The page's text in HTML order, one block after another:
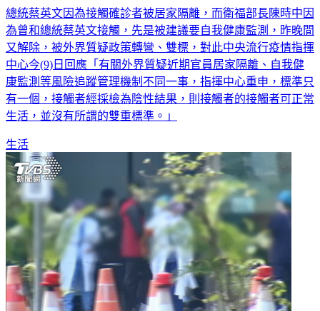
總統蔡英文因為接觸確診者被居家隔離，而衛福部長陳時中因
為曾和總統蔡英文接觸，先是被建議要自我健康監測，昨晚間
又解除，被外界質疑政策轉彎、雙標，對此中央流行疫情指揮
中心今(9)日回應「有關外界質疑近期官員居家隔離、自我健
康監測等風險追蹤管理機制不同一事，指揮中心重申，標準只
有一個，接觸者經採檢為陰性結果，則接觸者的接觸者可正常
生活，並沒有所謂的雙重標準。」
生活